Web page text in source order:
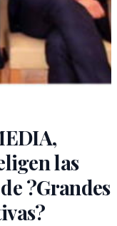
las
?Grandes